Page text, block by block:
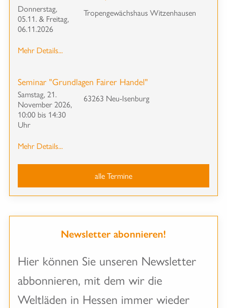
Donnerstag,
05.11. & Freitag,
06.11.2026
Tropengewächshaus Witzenhausen
Mehr Details...
Seminar "Grundlagen Fairer Handel"
Samstag, 21.
November 2026,
10:00 bis 14:30
Uhr
63263 Neu-Isenburg
Mehr Details...
alle Termine
Newsletter abonnieren!
Hier können Sie unseren Newsletter
abbonnieren, mit dem wir die
Weltläden in Hessen immer wieder